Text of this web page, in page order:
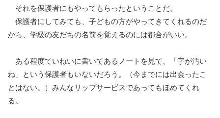
それを保護者にもやってもらったということだ。
保護者にしてみても、子どもの方がやってきてくれるのだ
から、学級の友だちの名前を覚えるのには都合がいい。
ある程度ていねいに書いてあるノートを見て、「字が汚い
ね」という保護者もいないだろう。（今までには出会ったこ
とはない。）みんなリップサービスであってもほめてくれ
る。